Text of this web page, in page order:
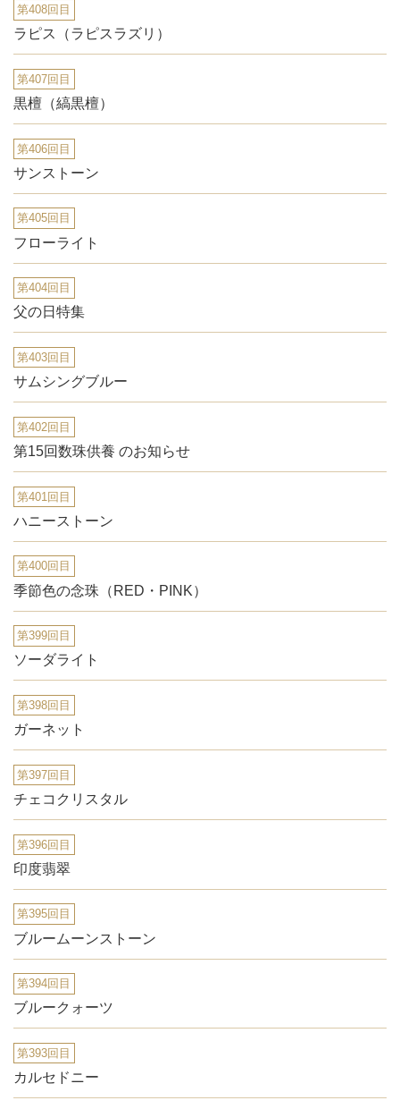
第408回目
ラピス（ラピスラズリ）
第407回目
黒檀（縞黒檀）
第406回目
サンストーン
第405回目
フローライト
第404回目
父の日特集
第403回目
サムシングブルー
第402回目
第15回数珠供養 のお知らせ
第401回目
ハニーストーン
第400回目
季節色の念珠（RED・PINK）
第399回目
ソーダライト
第398回目
ガーネット
第397回目
チェコクリスタル
第396回目
印度翡翠
第395回目
ブルームーンストーン
第394回目
ブルークォーツ
第393回目
カルセドニー